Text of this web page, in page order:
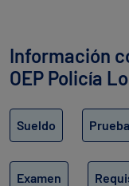
Información
OEP Policía
Sueldo
Examen